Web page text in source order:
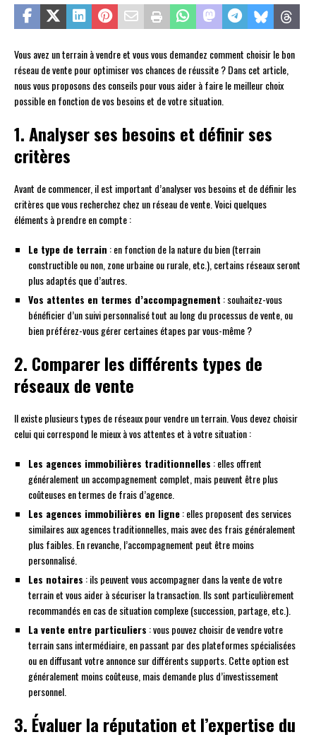
Vous avez un terrain à vendre et vous vous demandez comment choisir le bon
réseau de vente pour optimiser vos chances de réussite ? Dans cet article,
nous vous proposons des conseils pour vous aider à faire le meilleur choix
possible en fonction de vos besoins et de votre situation.
1. Analyser ses besoins et définir ses
critères
Avant de commencer, il est important d’analyser vos besoins et de définir les
critères que vous recherchez chez un réseau de vente. Voici quelques
éléments à prendre en compte :
Le type de terrain : en fonction de la nature du bien (terrain
constructible ou non, zone urbaine ou rurale, etc.), certains réseaux seront
plus adaptés que d’autres.
Vos attentes en termes d’accompagnement : souhaitez-vous
bénéficier d’un suivi personnalisé tout au long du processus de vente, ou
bien préférez-vous gérer certaines étapes par vous-même ?
2. Comparer les différents types de
réseaux de vente
Il existe plusieurs types de réseaux pour vendre un terrain. Vous devez choisir
celui qui correspond le mieux à vos attentes et à votre situation :
Les agences immobilières traditionnelles : elles offrent
généralement un accompagnement complet, mais peuvent être plus
coûteuses en termes de frais d’agence.
Les agences immobilières en ligne: elles proposent des services
similaires aux agences traditionnelles, mais avec des frais généralement
plus faibles. En revanche, l’accompagnement peut être moins
personnalisé.
Les notaires : ils peuvent vous accompagner dans la vente de votre
terrain et vous aider à sécuriser la transaction. Ils sont particulièrement
recommandés en cas de situation complexe (succession, partage, etc.).
La vente entre particuliers : vous pouvez choisir de vendre votre
terrain sans intermédiaire, en passant par des plateformes spécialisées
ou en diffusant votre annonce sur différents supports. Cette option est
généralement moins coûteuse, mais demande plus d’investissement
personnel.
3. Évaluer la réputation et l’expertise du